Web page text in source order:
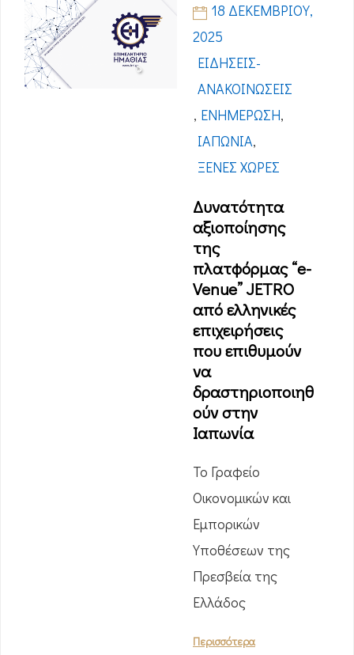
18 ΔΕΚΕΜΒΡΊΟΥ,
2025
ΕΙΔΉΣΕΙΣ-
ΑΝΑΚΟΙΝΏΣΕΙΣ
, ΕΝΗΜΈΡΩΣΗ,
ΙΑΠΩΝΊΑ,
ΞΈΝΕΣ ΧΏΡΕΣ
Δυνατότητα
αξιοποίησης
της
πλατφόρμας “e-
Venue” JETRO
από ελληνικές
επιχειρήσεις
που επιθυμούν
να
δραστηριοποιηθ
ούν στην
Ιαπωνία
Το Γραφείο
Οικονομικών και
Εμπορικών
Υποθέσεων της
Πρεσβεία της
Ελλάδος
Περισσότερα